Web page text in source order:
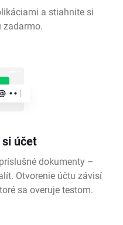
a stiahnite si
zadarmo.
účet
dokumenty –
Otvorenie účtu závisí
sa overuje testom.